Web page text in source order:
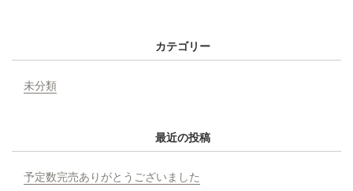
カテゴリー
未分類
最近の投稿
予定数完売ありがとうございました